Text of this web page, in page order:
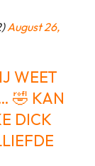
August 26,
WEET
🤣 KAN
DICK